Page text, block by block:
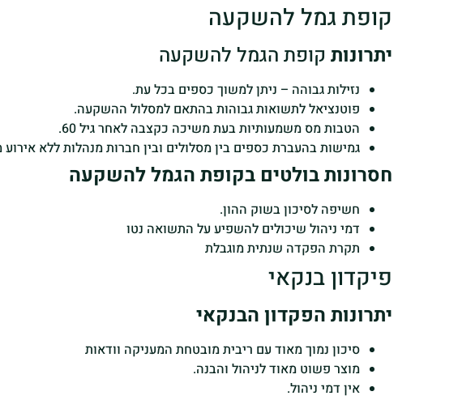
קופת גמל להשקעה
יתרונות קופת הגמל להשקעה
נזילות גבוהה – ניתן למשוך כספים בכל עת.
פוטנציאל לתשואות גבוהות בהתאם למסלול ההשקעה.
הטבות מס משמעותיות בעת משיכה כקצבה לאחר גיל 60.
גמישות בהעברת כספים בין מסלולים ובין חברות מנהלות ללא
חסרונות בולטים בקופת הגמל להשקעה
חשיפה לסיכון בשוק ההון.
דמי ניהול שיכולים להשפיע על התשואה נטו
תקרת הפקדה שנתית מוגבלת
פיקדון בנקאי
יתרונות הפקדון הבנקאי
סיכון נמוך מאוד עם ריבית מובטחת המעניקה וודאות
מוצר פשוט מאוד לניהול והבנה.
אין דמי ניהול.